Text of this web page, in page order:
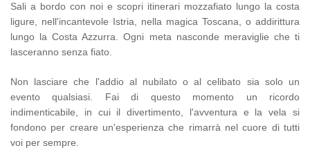
Sali a bordo con noi e scopri itinerari mozzafiato lungo la costa
ligure, nell'incantevole Istria, nella magica Toscana, o addirittura
lungo la Costa Azzurra. Ogni meta nasconde meraviglie che ti
lasceranno senza fiato.
Non lasciare che l'addio al nubilato o al celibato sia solo un
evento qualsiasi. Fai di questo momento un ricordo
indimenticabile, in cui il divertimento, l'avventura e la vela si
fondono per creare un'esperienza che rimarrà nel cuore di tutti
voi per sempre.